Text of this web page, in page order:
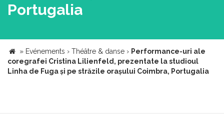
Portugalia
» Evénements › Théâtre & danse › Performance-uri ale
coregrafei Cristina Lilienfeld, prezentate la studioul
Linha de Fuga și pe străzile orașului Coimbra, Portugalia